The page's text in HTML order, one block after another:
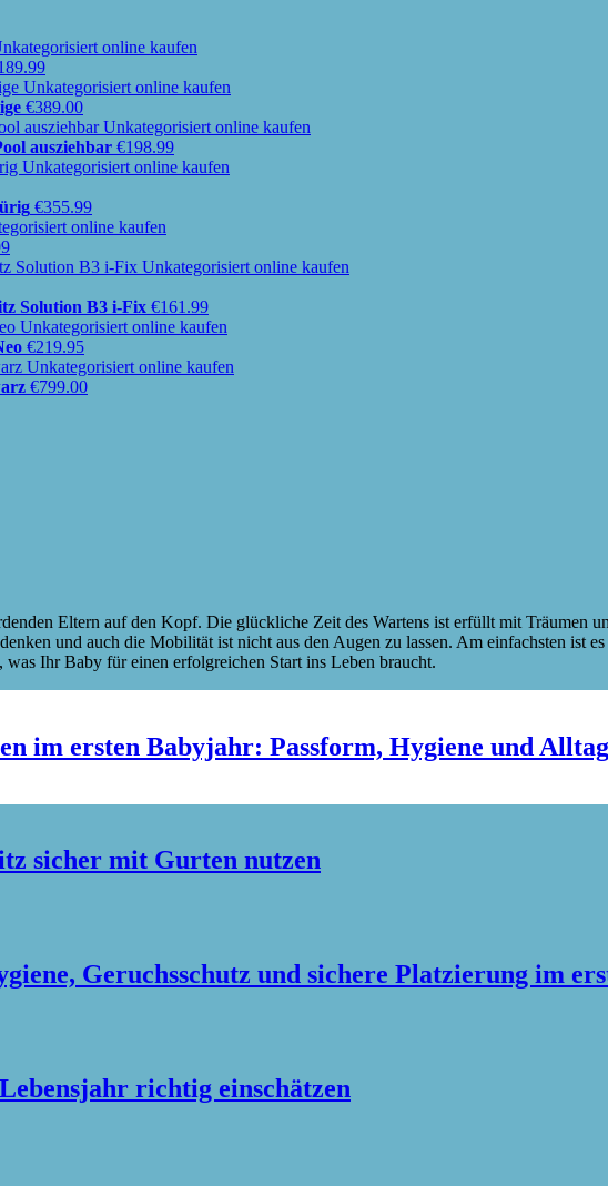
€389.00
ausziehbar €198.99
€355.99
Solution B3 i-Fix €161.99
€219.95
€799.00
Eltern auf den Kopf. Die glückliche Zeit des Wartens ist erfüllt mit Träumen
und auch die Mobilität ist nicht aus den Augen zu lassen. Am einfachsten ist
Ihr Baby für einen erfolgreichen Start ins Leben braucht.
im ersten Babyjahr: Passform, Hygiene und Alltag
sicher mit Gurten nutzen
Geruchsschutz und sichere Platzierung im
richtig einschätzen